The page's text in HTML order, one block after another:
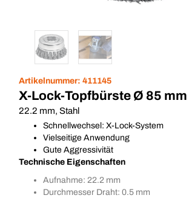
Artikelnummer: 411145
X-Lock-Topfbürste Ø 85 mm
22.2 mm, Stahl
Schnellwechsel: X-Lock-System
Vielseitige Anwendung
Gute Aggressivität
Technische Eigenschaften
Aufnahme: 22.2 mm
Durchmesser Draht: 0.5 mm